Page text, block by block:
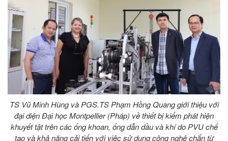
TS Vũ Minh Hùng và PGS.TS Phạm Hồng Quang giới thiệu với
đại diện Đại học Montpellier (Pháp) về thiết bị kiểm phát hiện
khuyết tật trên các ống khoan, ống dẫn dầu và khí do PVU chế
tạo và khả năng cải tiến với việc sử dụng công nghệ chắn từ